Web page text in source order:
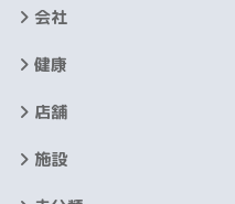
会社
健康
店舗
施設